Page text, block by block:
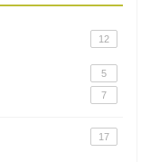
12
5
7
17